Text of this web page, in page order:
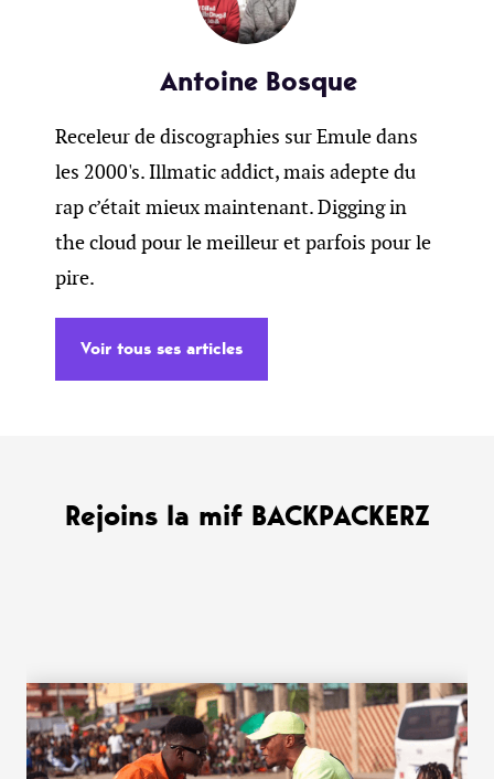
Antoine Bosque
Receleur de discographies sur Emule dans
les 2000's. Illmatic addict, mais adepte du
rap c’était mieux maintenant. Digging in
the cloud pour le meilleur et parfois pour le
pire.
Voir tous ses articles
Rejoins la mif BACKPACKERZ
WANT MORE ?